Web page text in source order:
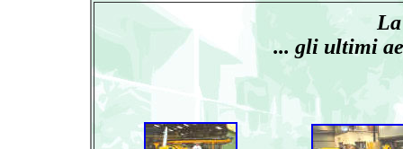
... gli ultimi